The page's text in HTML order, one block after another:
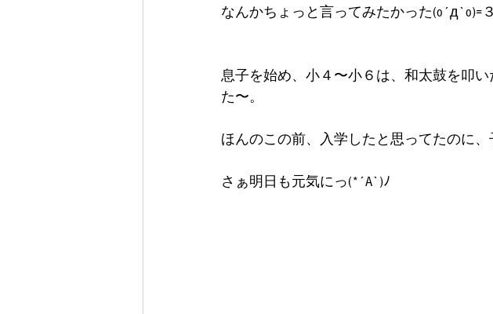
なんかちょっと言ってみたかった(o´д`o)=３
息子を始め、小４〜小６は、和太鼓を叩
た〜。
ほんのこの前、入学したと思ってたのに、
さぁ明日も元気にっ(*´A`)ﾉ